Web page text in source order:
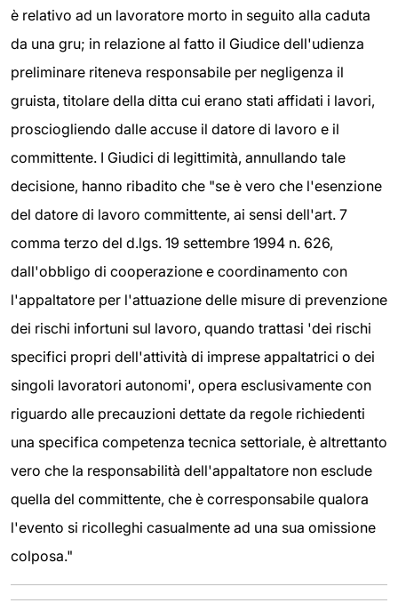
è relativo ad un lavoratore morto in seguito alla caduta
da una gru; in relazione al fatto il Giudice dell'udienza
preliminare riteneva responsabile per negligenza il
gruista, titolare della ditta cui erano stati affidati i lavori,
prosciogliendo dalle accuse il datore di lavoro e il
committente. I Giudici di legittimità, annullando tale
decisione, hanno ribadito che "se è vero che l'esenzione
del datore di lavoro committente, ai sensi dell'art. 7
comma terzo del d.lgs. 19 settembre 1994 n. 626,
dall'obbligo di cooperazione e coordinamento con
l'appaltatore per l'attuazione delle misure di prevenzione
dei rischi infortuni sul lavoro, quando trattasi 'dei rischi
specifici propri dell'attività di imprese appaltatrici o dei
singoli lavoratori autonomi', opera esclusivamente con
riguardo alle precauzioni dettate da regole richiedenti
una specifica competenza tecnica settoriale, è altrettanto
vero che la responsabilità dell'appaltatore non esclude
quella del committente, che è corresponsabile qualora
l'evento si ricolleghi casualmente ad una sua omissione
colposa."